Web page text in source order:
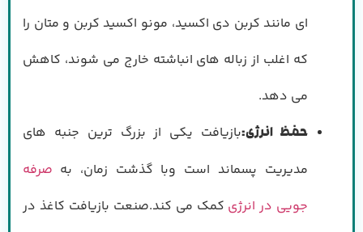
ای مانند کربن دی اکسید، مونو اکسید کربن و متان را
که اغلب از زباله های انباشته خارج می شوند، کاهش
می دهد.
حفظ انرژی:بازیافت یکی از بزرگ ترین جنبه های
مدیریت پسماند است وبا گذشت زمان، به صرفه
جویی در انرژی کمک می کند.صنعت بازیافت کاغذ در